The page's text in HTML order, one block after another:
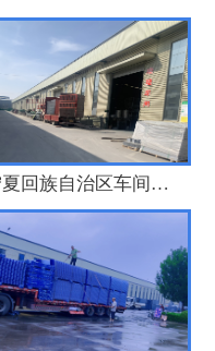
宁夏回族自治区车间厂房